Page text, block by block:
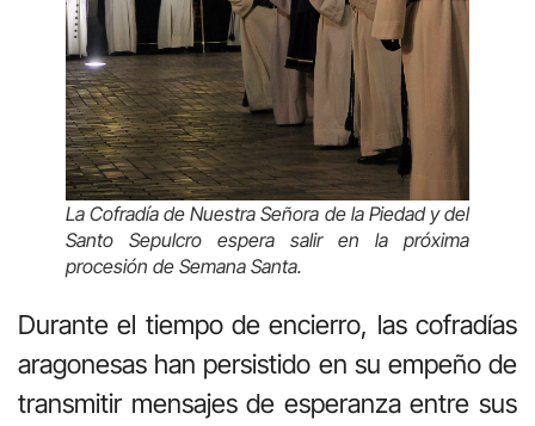
La Cofradía de Nuestra Señora de la Piedad y del
Santo Sepulcro espera salir en la próxima
procesión de Semana Santa.
Durante el tiempo de encierro, las cofradías
aragonesas han persistido en su empeño de
transmitir mensajes de esperanza entre sus